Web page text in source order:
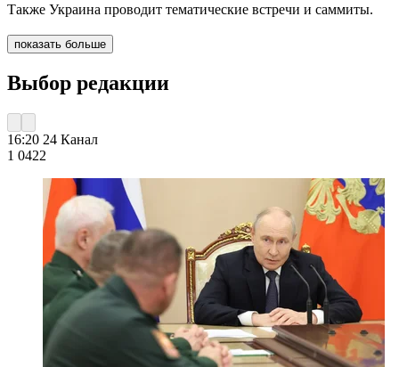
Также Украина проводит тематические встречи и саммиты.
показать больше
Выбор редакции
16:20 24 Канал
1 0422